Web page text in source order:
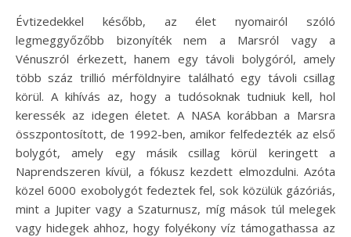
Évtizedekkel később, az élet nyomairól szóló
legmeggyőzőbb bizonyíték nem a Marsról vagy a
Vénuszról érkezett, hanem egy távoli bolygóról, amely
több száz trillió mérföldnyire található egy távoli csillag
körül. A kihívás az, hogy a tudósoknak tudniuk kell, hol
keressék az idegen életet. A NASA korábban a Marsra
összpontosított, de 1992-ben, amikor felfedezték az első
bolygót, amely egy másik csillag körül keringett a
Naprendszeren kívül, a fókusz kezdett elmozdulni. Azóta
közel 6000 exobolygót fedeztek fel, sok közülük gázóriás,
mint a Jupiter vagy a Szaturnusz, míg mások túl melegek
vagy hidegek ahhoz, hogy folyékony víz támogathassa az